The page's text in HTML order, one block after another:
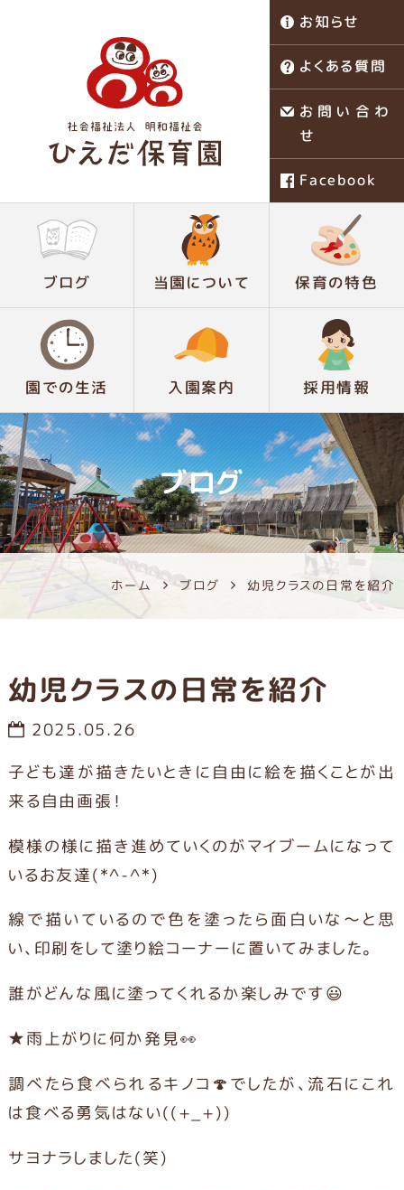
稗田保育園
お知らせ
よくある質問
お問い合わ
せ
Facebook
ブログ 当園について 保育の特色
園での生活 入園案内 採用情報
ブログ
ホーム ブログ 幼児クラスの日常を紹介
幼児クラスの日常を紹介
2025.05.26
子ども達が描きたいときに自由に絵を描くことが出
来る自由画張！
模様の様に描き進めていくのがマイブームになって
いるお友達(*^-^*)
線で描いているので色を塗ったら面白いな～と思
い、印刷をして塗り絵コーナーに置いてみました。
誰がどんな風に塗ってくれるか楽しみです😃
★雨上がりに何か発見👀
調べたら食べられるキノコ🍄でしたが、流石にこれ
は食べる勇気はない((+_+))
サヨナラしました(笑)